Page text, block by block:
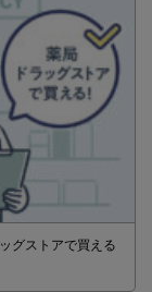
グストアで買える